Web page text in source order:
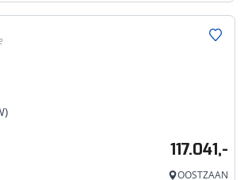
117.041,-
OOSTZAAN